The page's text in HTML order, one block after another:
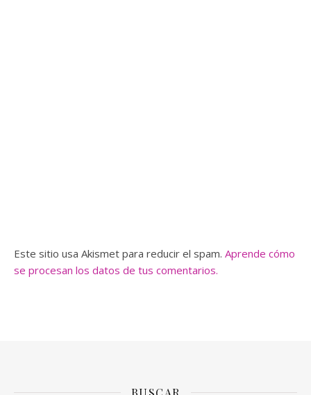
Este sitio usa Akismet para reducir el spam. Aprende cómo
se procesan los datos de tus comentarios.